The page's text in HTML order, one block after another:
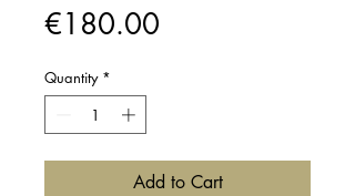
€180.00
Quantity *
Add to Cart